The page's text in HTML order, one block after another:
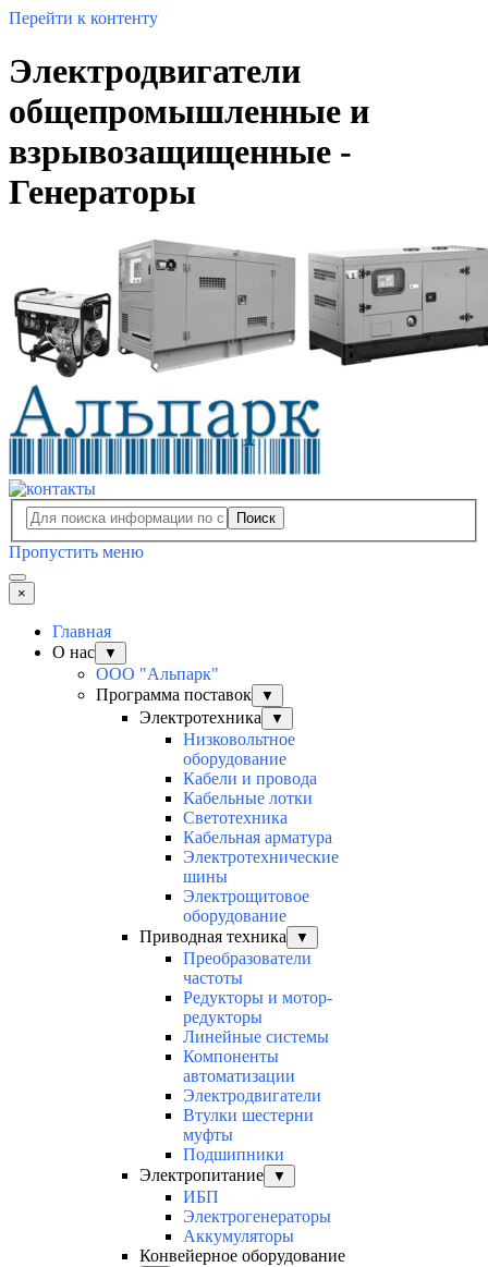
Перейти к контенту
Электродвигатели
общепромышленные и
взрывозащищенные -
Генераторы
Поиск
Пропустить меню
×
Главная
О нас
▼
ООО "Альпарк"
Программа поставок
▼
Электротехника ▼
Низковольтное
оборудование
Кабели и провода
Кабельные лотки
Светотехника
Кабельная арматура
Электротехнические
шины
Электрощитовое
оборудование
Приводная техника
▼
Преобразователи
частоты
Редукторы и мотор-
редукторы
Линейные системы
Компоненты
автоматизации
Электродвигатели
Втулки шестерни
муфты
Подшипники
Электропитание
▼
ИБП
Электрогенераторы
Аккумуляторы
Конвейерное оборудование